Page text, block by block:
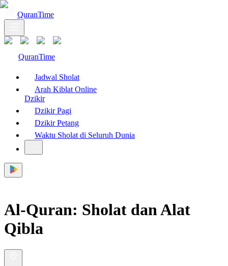
QuranTime
QuranTime
Jadwal Sholat
Arah Kiblat Online
Dzikir
Dzikir Pagi
Dzikir Petang
Waktu Sholat di Seluruh Dunia
Al-Quran: Sholat dan Alat
Qibla